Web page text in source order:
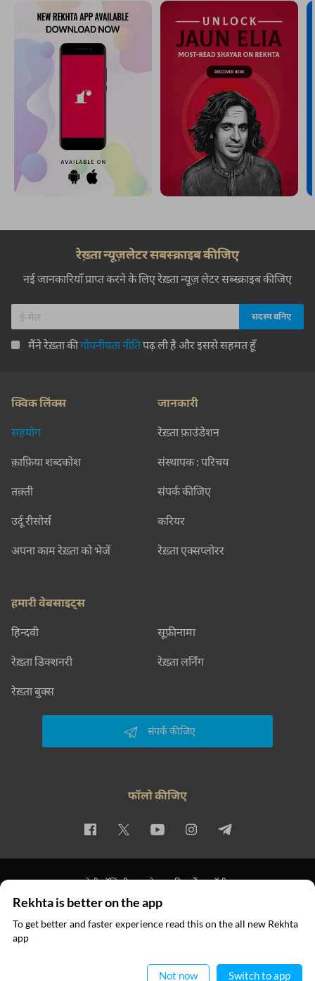
रेख़्ता न्यूज़लेटर सबस्क्राइब कीजिए
नई जानकारियाँ प्राप्त करने के लिए रेख़्ता न्यूज़ लेटर सब्स्क्राइब कीजिए
मैंने रेख़्ता कीगोपनीयता नीतिपढ़ ली है और इससे सहमत हूँ
क्विक लिंक्स
सहयोग
क़ाफ़िया शब्दकोश
तक़्ती
उर्दू रीसोर्स
अपना काम रेख़्ता को भेजें
जानकारी
रेख़्ता फ़ाउंडेशन
संस्थापक : परिचय
संपर्क कीजिए
करियर
रेख़्ता एक्सप्लोरर
हमारी वेबसाइट्स
हिन्दवी सूफ़ीनामा
रेख़्ता डिक्शनरी रेख़्ता लर्निंग
रेख़्ता बुक्स
संपर्क कीजिए
फॉलो कीजिए
प्राइवेसी पॉलिसी इस्तेमाल की शर्तें कॉपीराइट
© 2026 Rekhta™ Foundation. All rights reserved.
Rekhta is better on the app
To get better and faster experience read this on the all new Rekhta
app
Not now Switch to app